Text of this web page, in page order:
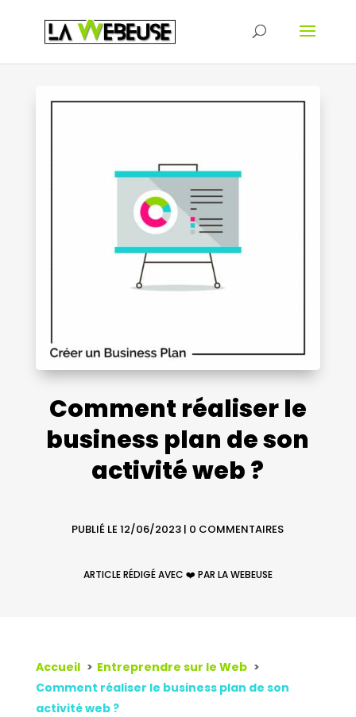
Comment réaliser le
business plan de son
activité web ?
PUBLIÉ LE 12/06/2023 | 0 COMMENTAIRES
ARTICLE RÉDIGÉ AVEC ❤️ PAR LA WEBEUSE
Accueil
Entreprendre sur le Web
Comment réaliser le business plan de son
activité web ?